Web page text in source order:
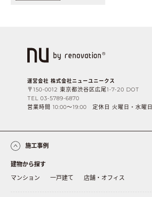
運営会社 株式会社ニューユニークス
〒150-0012 東京都渋谷区広尾1-7-20 DOT
TEL 03-5789-6870
営業時間 10:00〜19:00 定休日 火曜日・水曜日
施工事例
建物から探す
マンション
一戸建て 店舗・オフィス